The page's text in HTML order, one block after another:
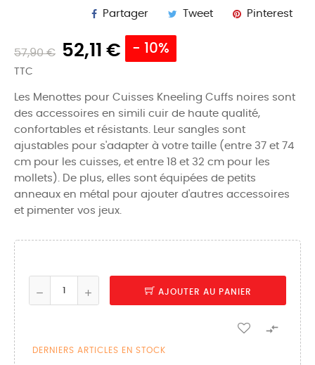
Partager Tweet Pinterest
57,90 € 52,11 € - 10%
TTC
Les Menottes pour Cuisses Kneeling Cuffs noires sont
des accessoires en simili cuir de haute qualité,
confortables et résistants. Leur sangles sont
ajustables pour s'adapter à votre taille (entre 37 et 74
cm pour les cuisses, et entre 18 et 32 cm pour les
mollets). De plus, elles sont équipées de petits
anneaux en métal pour ajouter d'autres accessoires
et pimenter vos jeux.
AJOUTER AU PANIER

DERNIERS ARTICLES EN STOCK